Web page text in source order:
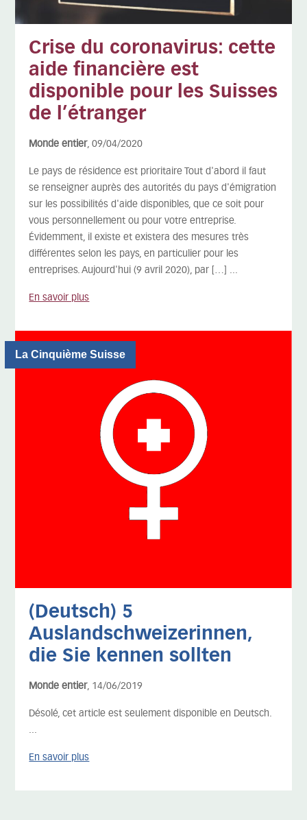
Crise du coronavirus: cette
aide financière est
disponible pour les Suisses
de l’étranger
Monde entier, 09/04/2020
Le pays de résidence est prioritaire Tout d'abord il faut
se renseigner auprès des autorités du pays d'émigration
sur les possibilités d'aide disponibles, que ce soit pour
vous personnellement ou pour votre entreprise.
Évidemment, il existe et existera des mesures très
différentes selon les pays, en particulier pour les
entreprises. Aujourd'hui (9 avril 2020), par […] ...
En savoir plus
La Cinquième Suisse
(Deutsch) 5
Auslandschweizerinnen,
die Sie kennen sollten
Monde entier, 14/06/2019
Désolé, cet article est seulement disponible en Deutsch.
...
En savoir plus